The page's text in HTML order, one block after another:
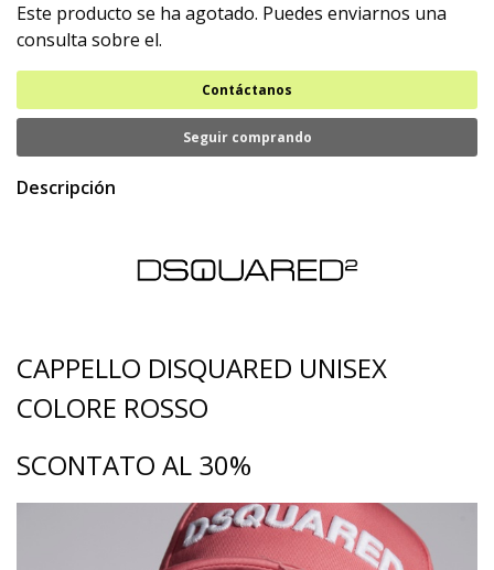
Este producto se ha agotado. Puedes enviarnos una
consulta sobre el.
Contáctanos
Seguir comprando
Descripción
CAPPELLO DISQUARED UNISEX
COLORE ROSSO
SCONTATO AL 30%